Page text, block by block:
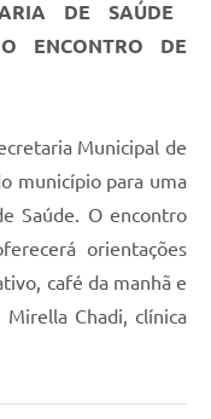
DE SAÚDE
ENCONTRO DE
Municipal de
município para uma
Saúde. O encontro
orientações
café da manhã e
Chadi, clínica